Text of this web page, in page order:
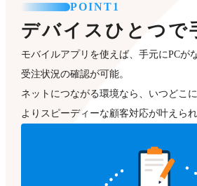
POINT1
デバイスひとつで
モバイルアプリを使えば、手元にPCが
受注状況の確認が可能。
ネットにつながる環境なら、いつどこ
よりスピーディーな顧客対応が叶えられ